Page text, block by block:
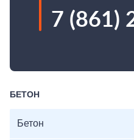
7 (861)
БЕТОН
Бетон